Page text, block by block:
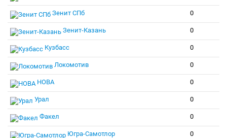
Зенит СПб 0
Зенит-Казань 0
Кузбасс 0
Локомотив 0
НОВА 0
Урал 0
Факел 0
Югра-Самотлор 0